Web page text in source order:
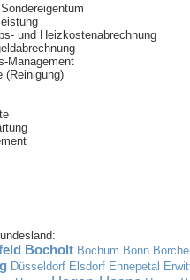
und Heizkostenabrechnung
Management
(Reinigung)
Bocholt Bochum Bonn
Düsseldorf Elsdorf Ennepetal